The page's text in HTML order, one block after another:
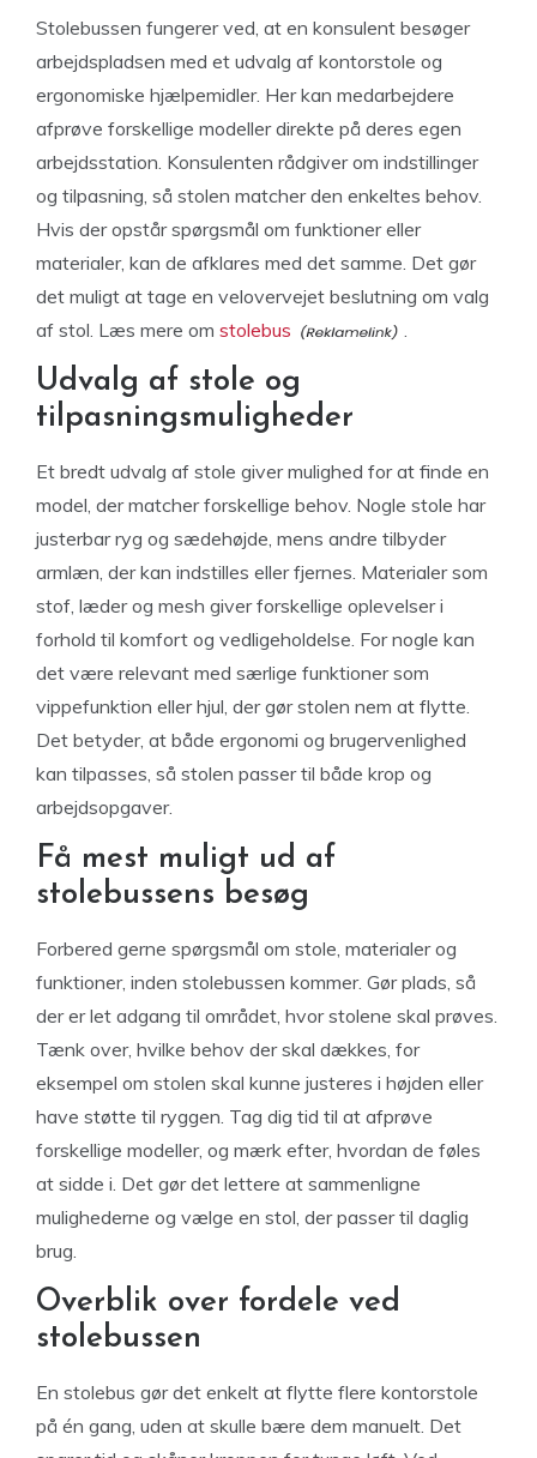
Stolebussen fungerer ved, at en konsulent besøger
arbejdspladsen med et udvalg af kontorstole og
ergonomiske hjælpemidler. Her kan medarbejdere
afprøve forskellige modeller direkte på deres egen
arbejdsstation. Konsulenten rådgiver om indstillinger
og tilpasning, så stolen matcher den enkeltes behov.
Hvis der opstår spørgsmål om funktioner eller
materialer, kan de afklares med det samme. Det gør
det muligt at tage en velovervejet beslutning om valg
af stol. Læs mere om stolebus
Udvalg af stole og
tilpasningsmuligheder
Et bredt udvalg af stole giver mulighed for at finde en
model, der matcher forskellige behov. Nogle stole har
justerbar ryg og sædehøjde, mens andre tilbyder
armlæn, der kan indstilles eller fjernes. Materialer som
stof, læder og mesh giver forskellige oplevelser i
forhold til komfort og vedligeholdelse. For nogle kan
det være relevant med særlige funktioner som
vippefunktion eller hjul, der gør stolen nem at flytte.
Det betyder, at både ergonomi og brugervenlighed
kan tilpasses, så stolen passer til både krop og
arbejdsopgaver.
Få mest muligt ud af
stolebussens besøg
Forbered gerne spørgsmål om stole, materialer og
funktioner, inden stolebussen kommer. Gør plads, så
der er let adgang til området, hvor stolene skal prøves.
Tænk over, hvilke behov der skal dækkes, for
eksempel om stolen skal kunne justeres i højden eller
have støtte til ryggen. Tag dig tid til at afprøve
forskellige modeller, og mærk efter, hvordan de føles
at sidde i. Det gør det lettere at sammenligne
mulighederne og vælge en stol, der passer til daglig
brug.
Overblik over fordele ved
stolebussen
En stolebus gør det enkelt at flytte flere kontorstole
på én gang, uden at skulle bære dem manuelt. Det